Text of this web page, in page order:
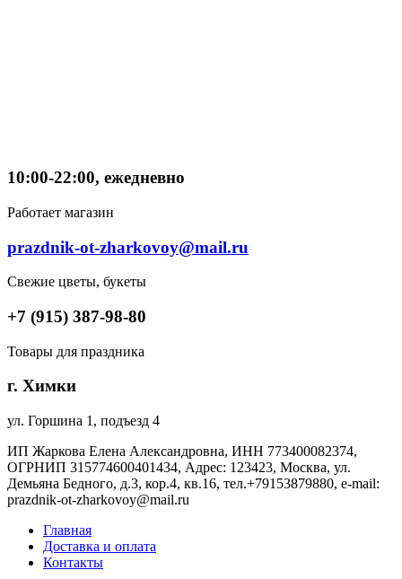
10:00-22:00, ежедневно
Работает магазин
prazdnik-ot-zharkovoy@mail.ru
Свежие цветы, букеты
+7 (915) 387-98-80
Товары для праздника
г. Химки
ул. Горшина 1, подъезд 4
ИП Жаркова Елена Александровна, ИНН 773400082374,
ОГРНИП 315774600401434, Адрес: 123423, Москва, ул.
Демьяна Бедного, д.3, кор.4, кв.16, тел.+79153879880, e-mail:
prazdnik-ot-zharkovoy@mail.ru
Главная
Доставка и оплата
Контакты